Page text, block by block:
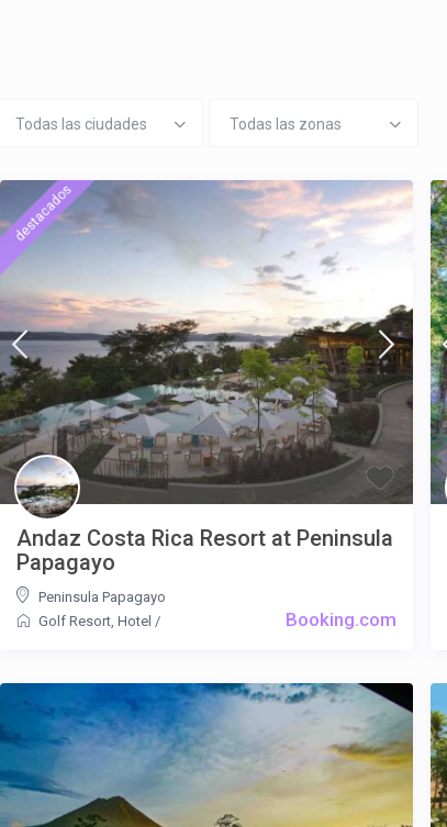
Todas las ciudades Todas las zonas
destacados
Booking.com
Andaz Costa Rica Resort at Peninsula
Papagayo
Peninsula Papagayo
Golf Resort ,Hotel /